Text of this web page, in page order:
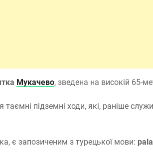
Мукачево, зведена на високій 65-
підземні ходи, які, раніше
є запозиченим з турецької мови: